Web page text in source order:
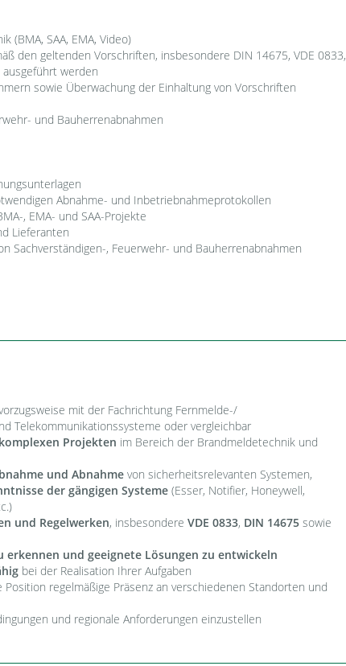
(BMA, SAA, EMA, Video)
den geltenden Vorschriften, insbesondere DIN 14675, VDE 0833,
werden
sowie Überwachung der Einhaltung von Vorschriften
und Bauherrenabnahmen
Abnahme- und Inbetriebnahmeprotokollen
, EMA- und SAA-Projekte
Lieferanten
Sachverständigen-, Feuerwehr- und Bauherrenabnahmen
mit der Fachrichtung Fernmelde-/
Telekommunikationssysteme oder vergleichbar
Projekten im Bereich der Brandmeldetechnik und
und Abnahme von sicherheitsrelevanten Systemen,
der gängigen Systeme (Esser, Notifier, Honeywell,
und Regelwerken, insbesondere VDE 0833, DIN 14675 sowie
und geeignete Lösungen zu entwickeln
bei der Realisation Ihrer Aufgaben
Position regelmäßige Präsenz an verschiedenen Standorten und
und regionale Anforderungen einzustellen